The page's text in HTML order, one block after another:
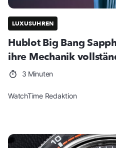
LUXUSUHREN
Hublot Big Bang
ihre Mechanik
3 Minuten
WatchTime Redaktion